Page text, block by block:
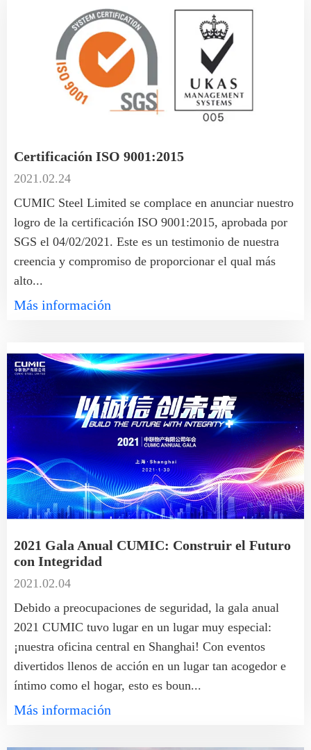
Certificación ISO 9001:2015
2021.02.24
CUMIC Steel Limited se complace en anunciar nuestro
logro de la certificación ISO 9001:2015, aprobada por
SGS el 04/02/2021. Este es un testimonio de nuestra
creencia y compromiso de proporcionar el qual más
alto...
Más información
2021 Gala Anual CUMIC: Construir el Futuro
con Integridad
2021.02.04
Debido a preocupaciones de seguridad, la gala anual
2021 CUMIC tuvo lugar en un lugar muy especial:
¡nuestra oficina central en Shanghai! Con eventos
divertidos llenos de acción en un lugar tan acogedor e
íntimo como el hogar, esto es boun...
Más información